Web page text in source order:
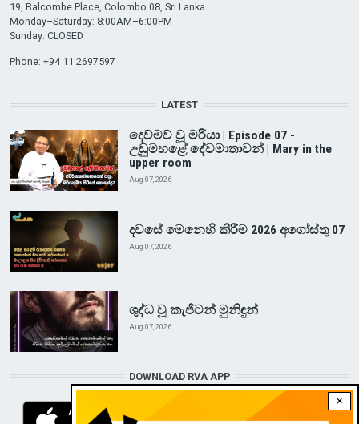
×
19, Balcombe Place, Colombo 08, Sri Lanka
Monday–Saturday: 8:00AM–6:00PM
Sunday: CLOSED
Phone: +94 11 2697597
LATEST
දෙව්මව් වූ මරියා | Episode 07 -
උඩුමහළේ දේවමාතාවන් | Mary in the
upper room
Aug 07, 2026
දවසේ මෙනෙහි කිරීම 2026 අගෝස්තු 07
Aug 07, 2026
ශුද්ධ වූ කැජිටන් මුනිඳුන්
Aug 07, 2026
DOWNLOAD RVA APP